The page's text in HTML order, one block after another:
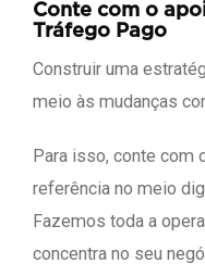
Conte com o
Tráfego Pago
Construir uma
meio às mudanças
Para isso, conte com
referência no meio
Fazemos toda a
concentra no seu